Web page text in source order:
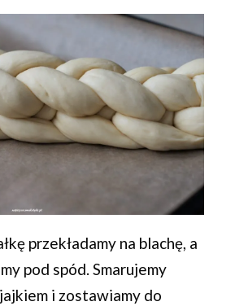
przekładamy na blachę, a
pod spód. Smarujemy
i zostawiamy do